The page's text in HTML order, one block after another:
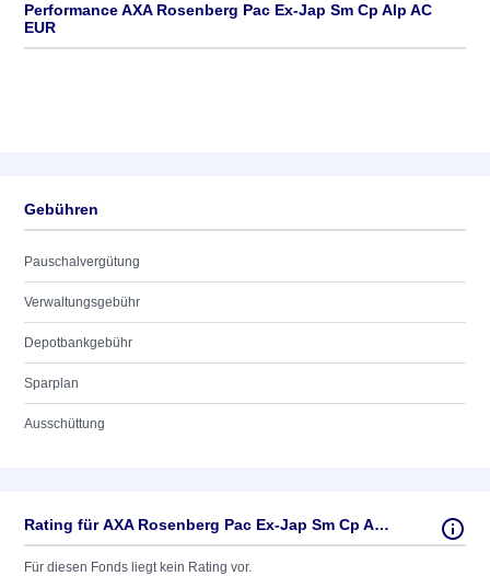
Performance AXA Rosenberg Pac Ex-Jap Sm Cp Alp AC
EUR
Gebühren
Pauschalvergütung
Verwaltungsgebühr
Depotbankgebühr
Sparplan
Ausschüttung
Rating für AXA Rosenberg Pac Ex-Jap Sm Cp Alp AC EUR
Für diesen Fonds liegt kein Rating vor.